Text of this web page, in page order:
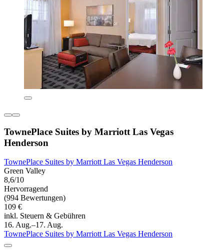
TownePlace Suites by Marriott Las Vegas
Henderson
TownePlace Suites by Marriott Las Vegas Henderson
Green Valley
8,6/10
Hervorragend
(994 Bewertungen)
109 €
inkl. Steuern & Gebühren
16. Aug.–17. Aug.
TownePlace Suites by Marriott Las Vegas Henderson